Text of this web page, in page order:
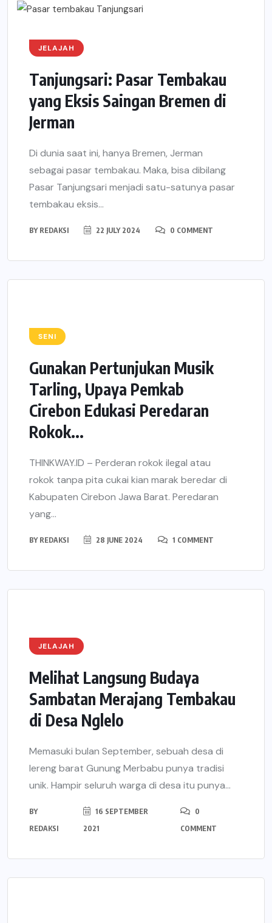
JELAJAH
Tanjungsari: Pasar Tembakau
yang Eksis Saingan Bremen di
Jerman
Di dunia saat ini, hanya Bremen, Jerman
sebagai pasar tembakau. Maka, bisa dibilang
Pasar Tanjungsari menjadi satu-satunya pasar
tembakau eksis...
BY REDAKSI 22 JULY 2024 0 COMMENT
SENI
Gunakan Pertunjukan Musik
Tarling, Upaya Pemkab
Cirebon Edukasi Peredaran
Rokok...
THINKWAY.ID – Perderan rokok ilegal atau
rokok tanpa pita cukai kian marak beredar di
Kabupaten Cirebon Jawa Barat. Peredaran
yang...
BY REDAKSI 28 JUNE 2024 1 COMMENT
JELAJAH
Melihat Langsung Budaya
Sambatan Merajang Tembakau
di Desa Nglelo
Memasuki bulan September, sebuah desa di
lereng barat Gunung Merbabu punya tradisi
unik. Hampir seluruh warga di desa itu punya...
BY
REDAKSI
16 SEPTEMBER
2021
0
COMMENT